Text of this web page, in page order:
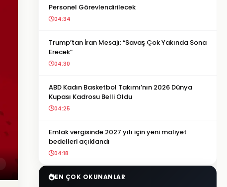
Personel Görevlendirilecek
04:34
Trump’tan İran Mesajı: “Savaş Çok Yakında Sona
Erecek”
04:30
ABD Kadın Basketbol Takımı’nın 2026 Dünya
Kupası Kadrosu Belli Oldu
04:25
Emlak vergisinde 2027 yılı için yeni maliyet
bedelleri açıklandı
04:18
EN ÇOK OKUNANLAR